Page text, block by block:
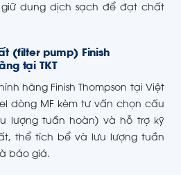
dung dịch sạch để đạt chất
(filter pump) Finish
tại TKT
hãng Finish Thompson tại Việt
dòng MF kèm tư vấn chọn cấu
lượng tuần hoàn) và hỗ trợ kỹ
thể tích bể và lưu lượng tuần
báo giá.